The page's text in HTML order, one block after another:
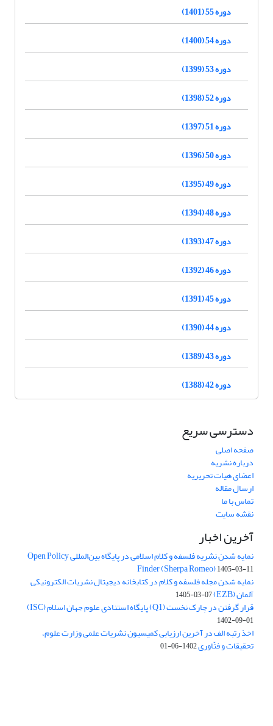
دوره 55 (1401)
دوره 54 (1400)
دوره 53 (1399)
دوره 52 (1398)
دوره 51 (1397)
دوره 50 (1396)
دوره 49 (1395)
دوره 48 (1394)
دوره 47 (1393)
دوره 46 (1392)
دوره 45 (1391)
دوره 44 (1390)
دوره 43 (1389)
دوره 42 (1388)
دسترسی سریع
صفحه اصلی
درباره نشریه
اعضای هیات تحریریه
ارسال مقاله
تماس با ما
نقشه سایت
آخرین اخبار
نمایه شدن نشریه فلسفه و کلام اسلامی در پایگاه بین‌المللی Open Policy
Finder (Sherpa Romeo)1405-03-11
نمایه شدن مجله فلسفه و کلام در کتابخانه دیجیتال نشریات الکترونیکی
آلمان (EZB) 1405-03-07
قرار گرفتن در چارک نخست (Q1) پایگاه استنادی علوم جهان اسلام (ISC)
1402-09-01
اخذ رتبه الف در آخرین ارزیابی کمیسیون نشریات علمی وزارت علوم،
تحقیقات و فنّاوری1402-06-01